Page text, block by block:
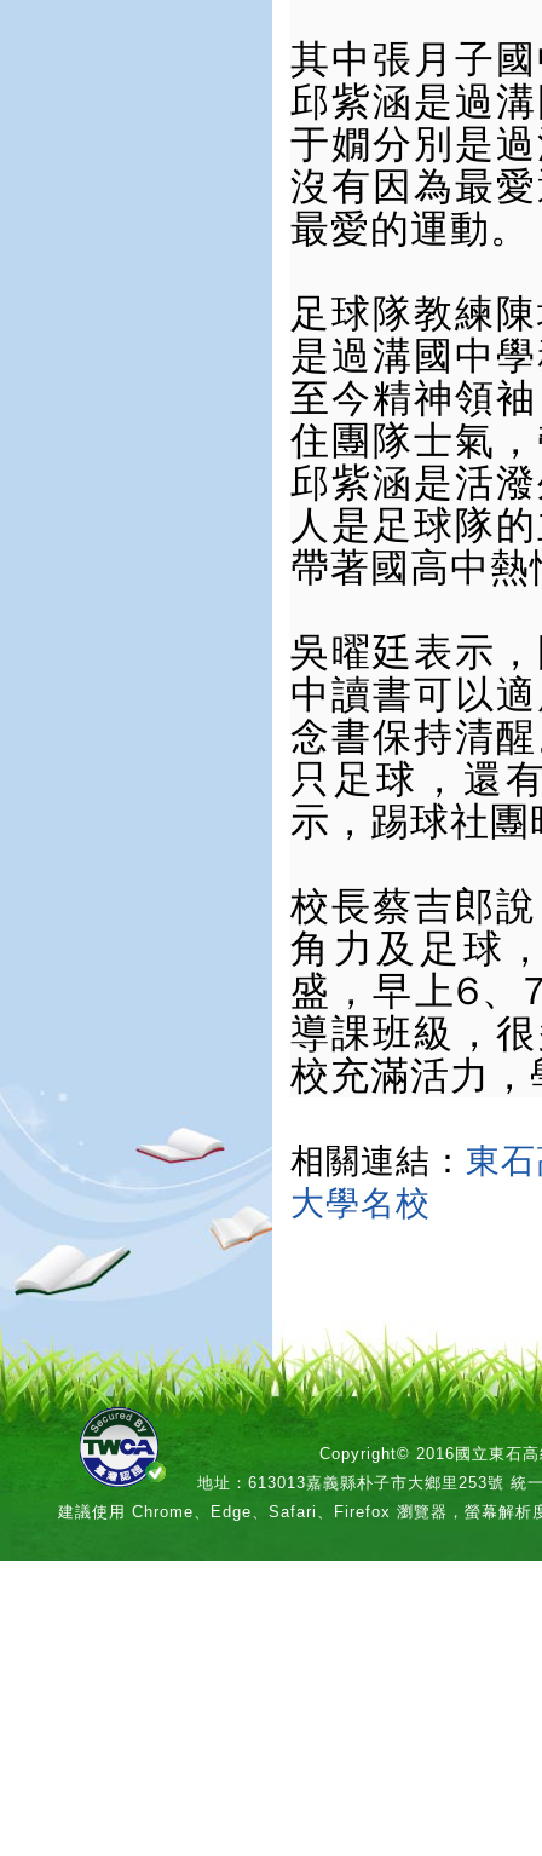
其中張月子
邱紫涵是過
于嫺分別是
沒有因為最
最愛的運動。
足球隊教練
是過溝國中
至今精神領
住團隊士氣
邱紫涵是活
人是足球隊
帶著國高中
吳曜廷表示
中讀書可以
念書保持清
只足球，還
示，踢球社
校長蔡吉郎
角力及足球
盛，早上6、
導課班級，
校充滿活力
相關連結： 東
大學名校
Copyright© 2016國立東石高
地址：613013嘉義縣朴子市大鄉里253號 統
建議使用 Chrome、Edge、Safari、Firefox 瀏覽器，螢幕解